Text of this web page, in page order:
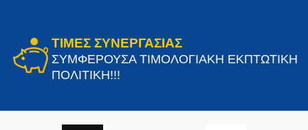
ΤΙΜΕΣ ΣΥΝΕΡΓΑΣΙΑΣ
ΣΥΜΦΕΡΟΥΣΑ ΤΙΜΟΛΟΓΙΑΚΗ ΕΚΠΤΩΤΙΚΗ
ΠΟΛΙΤΙΚΗ!!!